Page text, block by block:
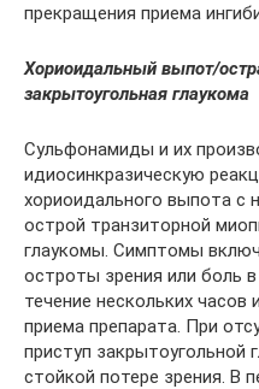
прекращения приема
Хориоидальный выпот/
закрытоугольная глаукома
Сульфонамиды и их
идиосинкразическую
хориоидального выпота с
острой транзиторной
глаукомы. Симптомы
остроты зрения или боль
течение нескольких часов
приема препарата. При
приступ закрытоугольной
стойкой потере зрения. В